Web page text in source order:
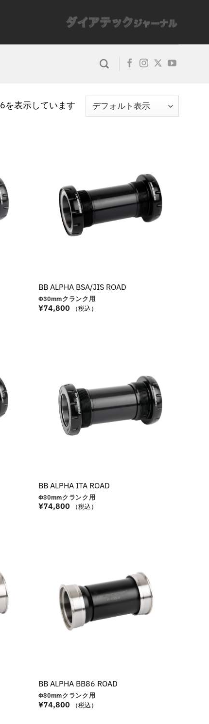
表示しています
BB ALPHA BSA/JIS ROAD
Φ30mmクランク用
¥74,800 （税込）
BB ALPHA ITA ROAD
Φ30mmクランク用
¥74,800 （税込）
BB ALPHA BB86 ROAD
Φ30mmクランク用
¥74,800 （税込）